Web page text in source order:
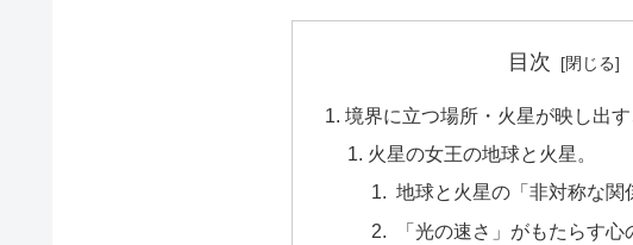
目次
境界に立つ場所・火星が映し出
火星の女王の地球と火星。
地球と火星の「非対称な関
「光の速さ」がもたらす心